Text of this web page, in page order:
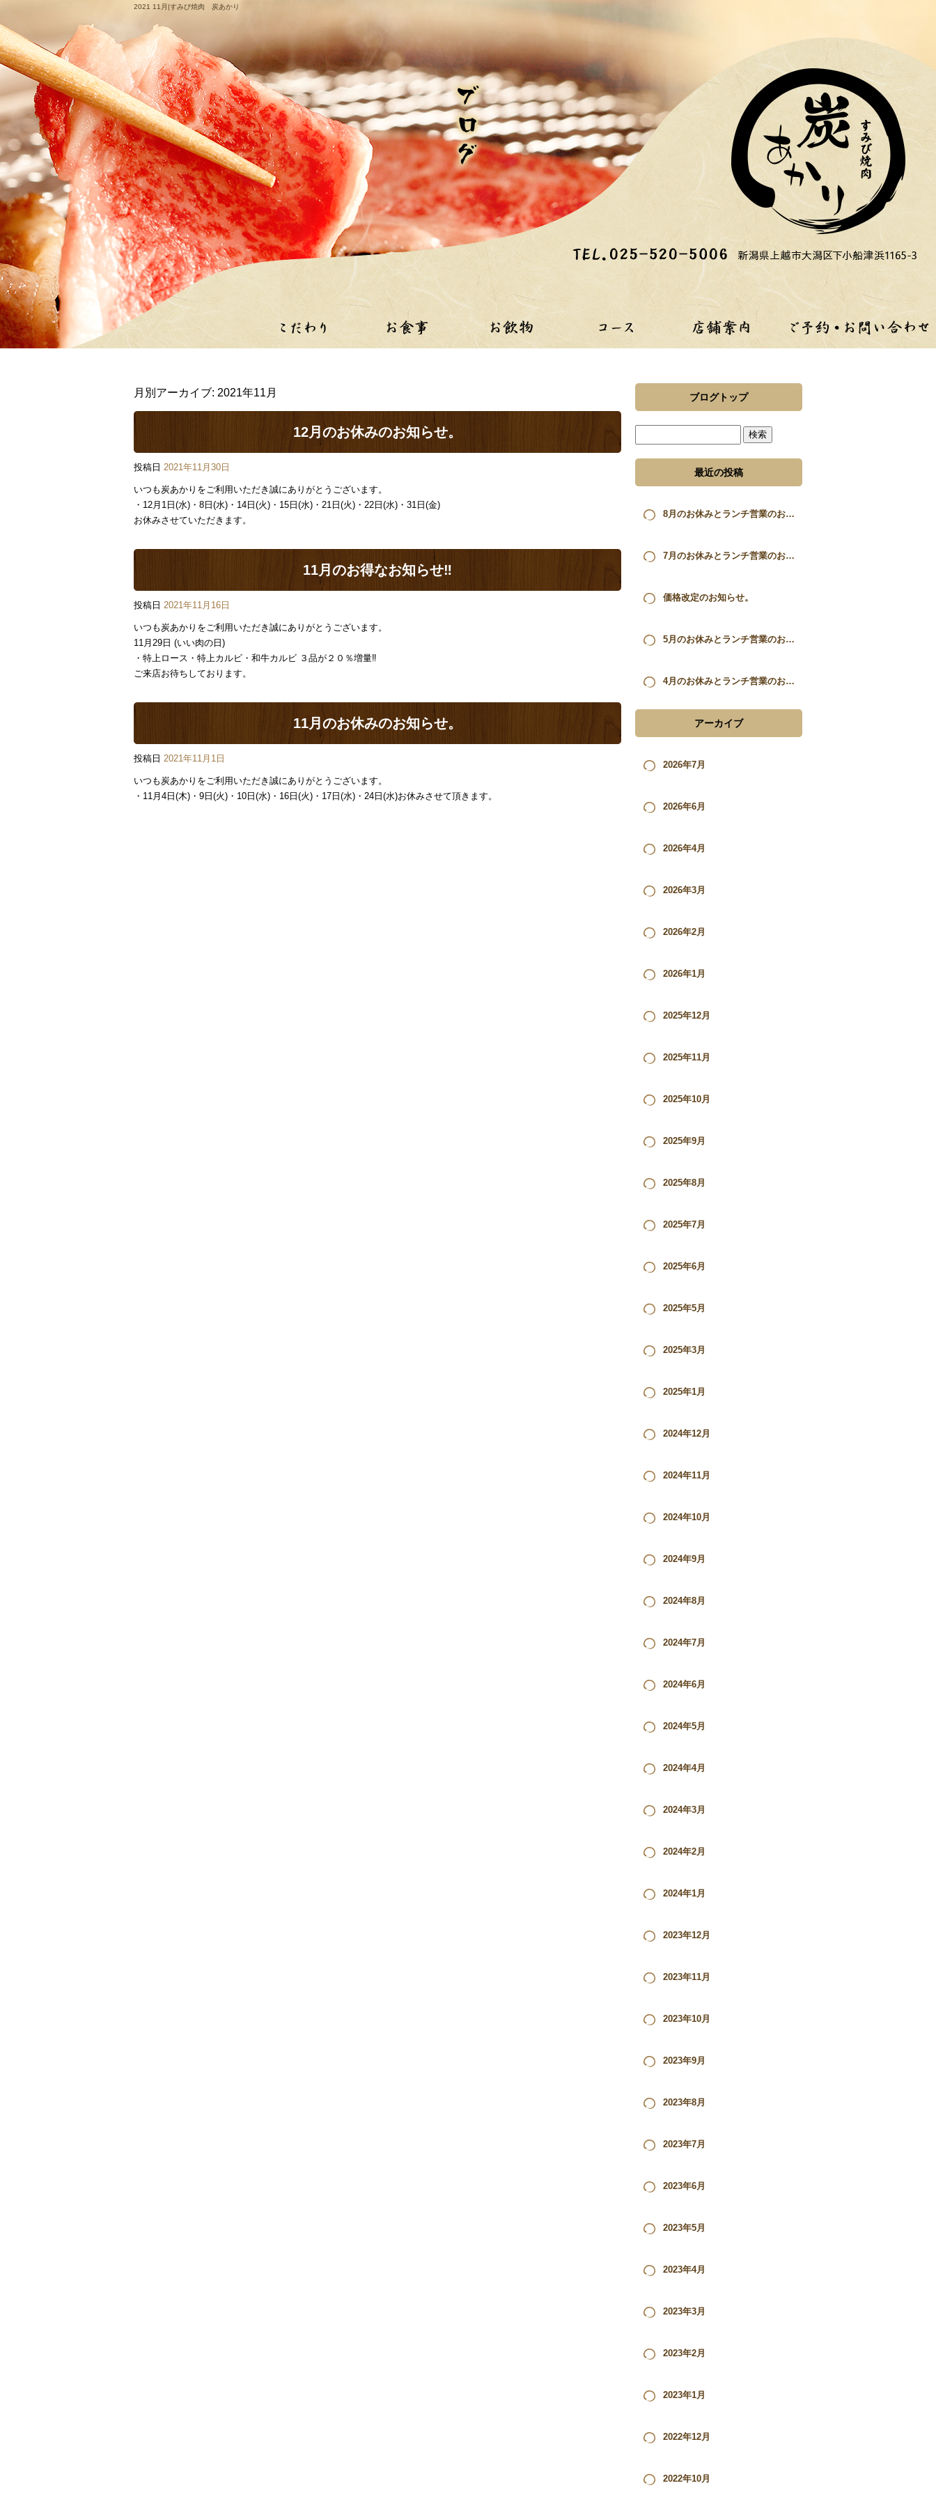
2021 11月|すみび焼肉 炭あかり
月別アーカイブ: 2021年11月
12月のお休みのお知らせ。
投稿日 2021年11月30日
いつも炭あかりをご利用いただき誠にありがとうございます。
・12月1日(水)・8日(水)・14日(火)・15日(水)・21日(火)・22日(水)・31日(金)
お休みさせていただきます。
11月のお得なお知らせ‼️
投稿日 2021年11月16日
いつも炭あかりをご利用いただき誠にありがとうございます。
11月29日 (いい肉の日)
・特上ロース・特上カルビ・和牛カルビ ３品が２０％増量‼️
ご来店お待ちしております。
11月のお休みのお知らせ。
投稿日 2021年11月1日
いつも炭あかりをご利用いただき誠にありがとうございます。
・11月4日(木)・9日(火)・10日(水)・16日(火)・17日(水)・24日(水)お休みさせて頂きます。
ブログトップ
最近の投稿
8月のお休みとランチ営業のお知らせ。
7月のお休みとランチ営業のお知らせ。
価格改定のお知らせ。
5月のお休みとランチ営業のお知らせ。
4月のお休みとランチ営業のお知らせ。
アーカイブ
2026年7月
2026年6月
2026年4月
2026年3月
2026年2月
2026年1月
2025年12月
2025年11月
2025年10月
2025年9月
2025年8月
2025年7月
2025年6月
2025年5月
2025年3月
2025年1月
2024年12月
2024年11月
2024年10月
2024年9月
2024年8月
2024年7月
2024年6月
2024年5月
2024年4月
2024年3月
2024年2月
2024年1月
2023年12月
2023年11月
2023年10月
2023年9月
2023年8月
2023年7月
2023年6月
2023年5月
2023年4月
2023年3月
2023年2月
2023年1月
2022年12月
2022年10月